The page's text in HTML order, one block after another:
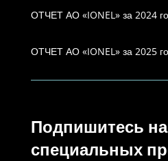
ОТЧЕТ АО «IONEL» за 2024
ОТЧЕТ АО «IONEL» за 2025
Подпишитесь
специальных